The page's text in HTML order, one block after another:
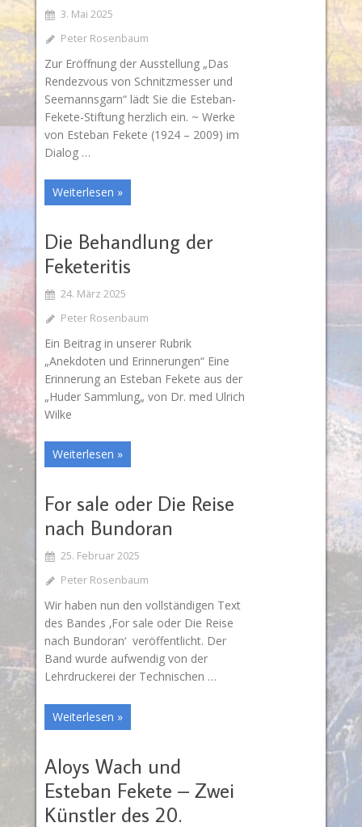
3. Mai 2025
Peter Rosenbaum
Zur Eröffnung der Ausstellung „Das
Rendezvous von Schnitzmesser und
Seemannsgarn“ lädt Sie die Esteban-
Fekete-Stiftung herzlich ein. ~ Werke
von Esteban Fekete (1924 – 2009) im
Dialog …
Weiterlesen »
Die Behandlung der
Feketeritis
24. März 2025
Peter Rosenbaum
Ein Beitrag in unserer Rubrik
„Anekdoten und Erinnerungen“ Eine
Erinnerung an Esteban Fekete aus der
„Huder Sammlung„ von Dr. med Ulrich
Wilke
Weiterlesen »
For sale oder Die Reise
nach Bundoran
25. Februar 2025
Peter Rosenbaum
Wir haben nun den vollständigen Text
des Bandes ‚For sale oder Die Reise
nach Bundoran‘ veröffentlicht. Der
Band wurde aufwendig von der
Lehrdruckerei der Technischen …
Weiterlesen »
Aloys Wach und
Esteban Fekete – Zwei
Künstler des 20.